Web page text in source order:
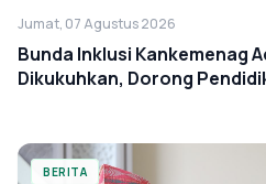
Jumat, 07 Agustus 2026
Bunda Inklusi Kankemenag
Dikukuhkan, Dorong
BERITA